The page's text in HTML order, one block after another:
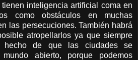
inteligencia artificial coma en
como obstáculos en muchas
las persecuciones. También habrá
atropellarlos ya que siempre
hecho de que las ciudades se
abierto, porque podemos